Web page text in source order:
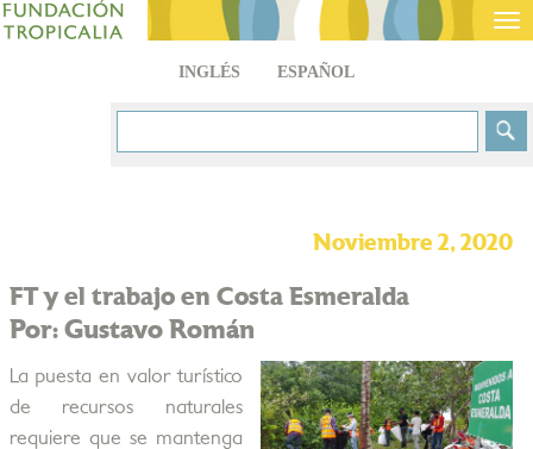
INGLÉS ESPAÑOL
Noviembre 2, 2020
FT y el trabajo en Costa Esmeralda
Por: Gustavo Román
La puesta en valor turístico
de recursos naturales
requiere que se mantenga